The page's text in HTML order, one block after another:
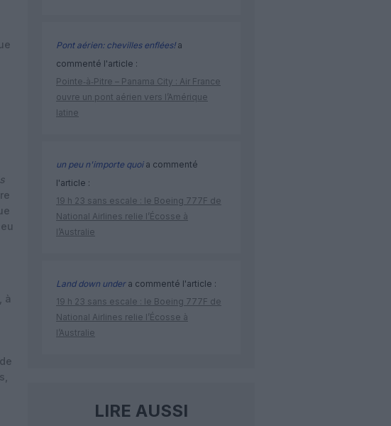
, à
Pont aérien: chevilles enflées!a
commenté l'article :
Pointe‑à‑Pitre – Panama City : Air France
ouvre un pont aérien vers l’Amérique
latine
un peu n'importe quoia commenté
l'article :
19 h 23 sans escale : le Boeing 777F de
National Airlines relie l’Écosse à
l’Australie
Land down undera commenté l'article :
19 h 23 sans escale : le Boeing 777F de
National Airlines relie l’Écosse à
l’Australie
LIRE AUSSI